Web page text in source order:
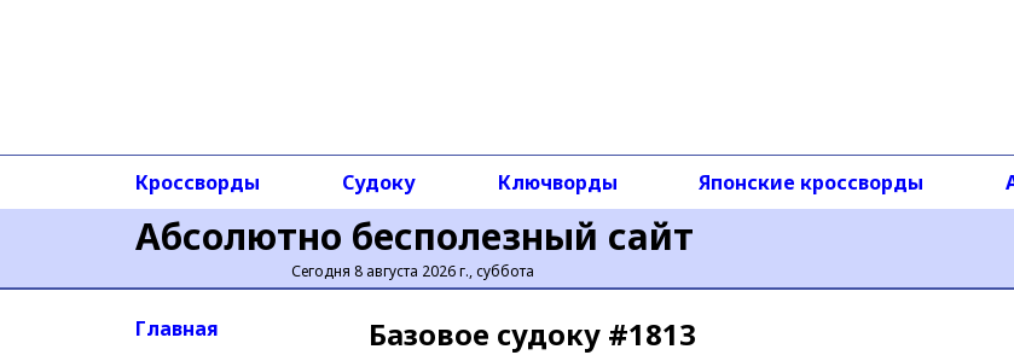
Абсолютно бесполезный сайт
Сегодня 8 августа 2026 г., суббота
Кроссворды Судоку Ключворды Японские кроссворды
Главная
Базовое cудоку #1813